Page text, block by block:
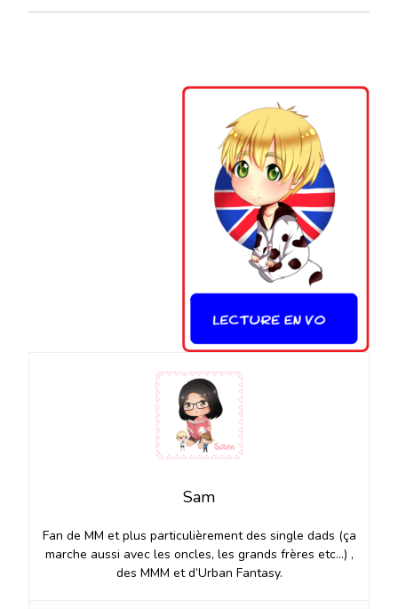
Sam
Fan de MM et plus particulièrement des single dads (ça
marche aussi avec les oncles, les grands frères etc…) ,
des MMM et d’Urban Fantasy.